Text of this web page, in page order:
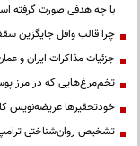
با چه هدفی صورت گرفته
چرا قالب وافل جایگزین
جزئیات مذاکرات ایران و
تخم‌مرغ‌هایی که در مرز
خودتحقیرها عریضه‌نویس
تشخیص روان‌شناختی